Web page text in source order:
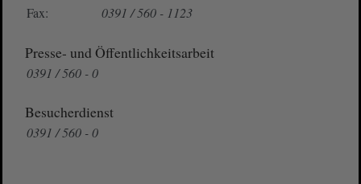
Fax:
0391 / 560 - 1123
Presse- und Öffentlichkeitsarbeit
0391 / 560 - 0
Besucherdienst
0391 / 560 - 0